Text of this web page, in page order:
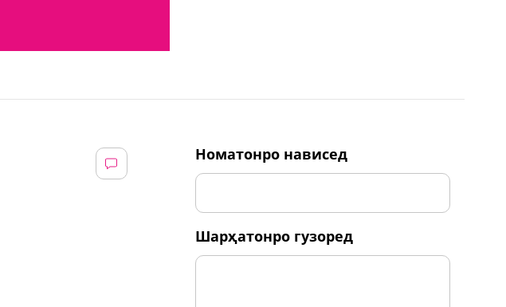
номатонро нависед
шарҳатонро гузоред